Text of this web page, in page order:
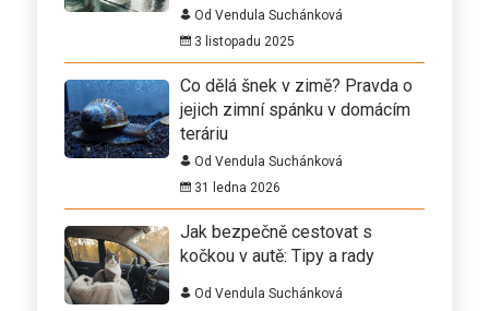
Od Vendula Suchánková
3 listopadu 2025
Co dělá šnek v zimě? Pravda o
jejich zimní spánku v domácím
teráriu
Od Vendula Suchánková
31 ledna 2026
Jak bezpečně cestovat s
kočkou v autě: Tipy a rady
Od Vendula Suchánková